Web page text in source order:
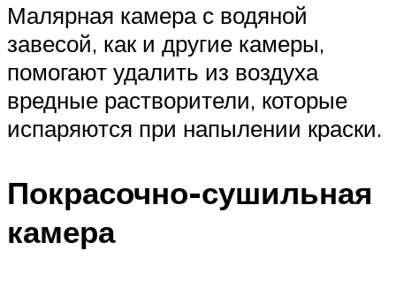
Малярная камера с водяной
завесой, как и другие камеры,
помогают удалить из воздуха
вредные растворители, которые
испаряются при напылении краски.
Покрасочно-сушильная
камера